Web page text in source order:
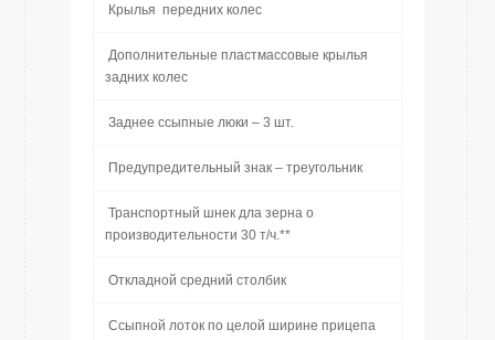
Крылья передних колес
Дополнительные пластмассовые крылья
задних колес
Заднее ссыпные люки – 3 шт.
Предупредительный знак – треугольник
Транспортный шнек дла зерна о
производительности 30 т/ч.**
Откладной средний столбик
Ссыпной лоток по целой ширине прицепа